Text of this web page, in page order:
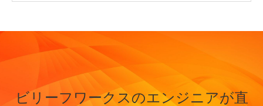
ビリーフワークスのエンジニアが直